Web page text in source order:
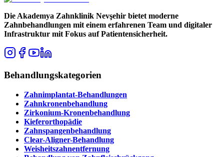
Die Akademya Zahnklinik Nevşehir bietet moderne
Zahnbehandlungen mit einem erfahrenen Team und digitaler
Infrastruktur mit Fokus auf Patientensicherheit.
Behandlungskategorien
Zahnimplantat-Behandlungen
Zahnkronenbehandlung
Zirkonium-Kronenbehandlung
Kieferorthopädie
Zahnspangenbehandlung
Clear-Aligner-Behandlung
Weisheitszahnentfernung